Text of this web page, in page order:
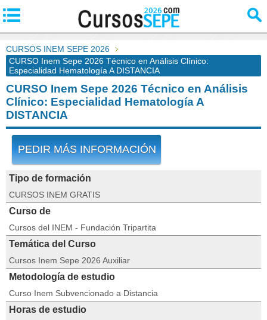
CURSOS INEM SEPE 2026
CURSO Inem Sepe 2026 Técnico en Análisis Clínico:
Especialidad Hematología A DISTANCIA
CURSO Inem Sepe 2026 Técnico en Análisis
Clínico: Especialidad Hematología A
DISTANCIA
PEDIR MÁS INFORMACIÓN
Tipo de formación
CURSOS INEM GRATIS
Curso de
Cursos del INEM - Fundación Tripartita
Temática del Curso
Cursos Inem Sepe 2026 Auxiliar
Metodología de estudio
Curso Inem Subvencionado a Distancia
Horas de estudio